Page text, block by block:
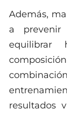
Además,
a prevenir
equilibrar
resultados